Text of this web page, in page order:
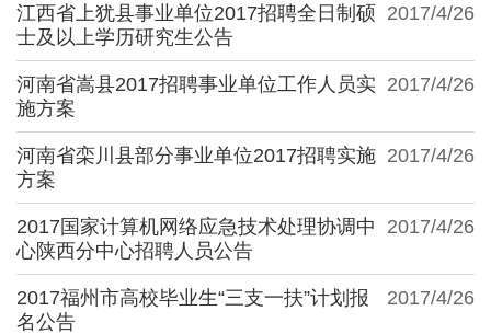
2017/4/26
江西省上犹县事业单位2017招聘全日制硕
士及以上学历研究生公告
2017/4/26
河南省嵩县2017招聘事业单位工作人员实
施方案
2017/4/26
河南省栾川县部分事业单位2017招聘实施
方案
2017/4/26
2017国家计算机网络应急技术处理协调中
心陕西分中心招聘人员公告
2017/4/26
2017福州市高校毕业生“三支一扶”计划报
名公告